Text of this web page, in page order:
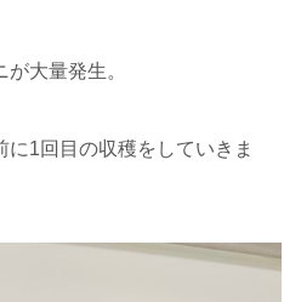
大量発生。
1回目の収穫をしていきま